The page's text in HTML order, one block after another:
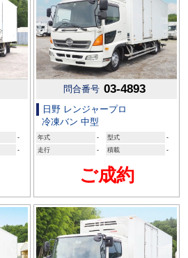
-
-
問合番号 03-4893
日野 レンジャープロ
冷凍バン 中型
年式 - 型式
-
走行
- 積載 -
ご成約